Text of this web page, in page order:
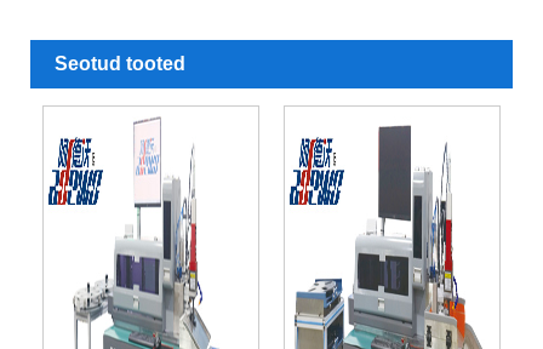
Seotud tooted